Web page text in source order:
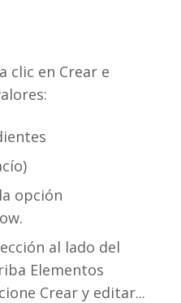
clic en Crear e
opción
al lado del
Elementos
Crear y editar...